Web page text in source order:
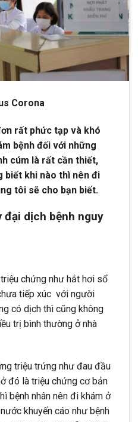
Corona
rất phức tạp và khó
bệnh đối với những
cúm là rất cần thiết,
biết khi nào thì nên đi
tôi sẽ cho bạn biết.
đại dịch bệnh nguy
chứng như hắt hơi sổ
tiếp xúc với người
có dịch thì cũng không
trị bình thường ở nhà
triệu trứng như đau đầu
đó là triệu chứng cơ bản
bệnh nhân nên đi khám ở
khuyến cáo như bệnh